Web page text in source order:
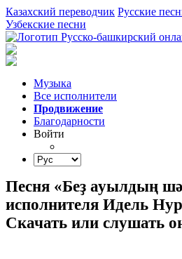
Казахский переводчик Русские
Узбекские песни
Музыка
Все исполнители
Продвижение
Благодарности
Войти
Песня «Беҙ ауылдың
исполнителя Идель
Скачать или слушать